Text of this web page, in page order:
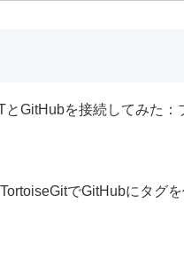
とGitHubを接続してみた
TortoiseGitでGitHubにタグ